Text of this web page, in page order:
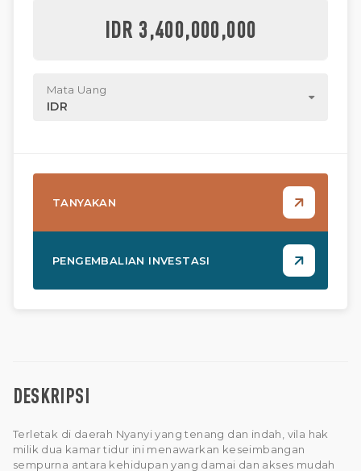
DESKRIPSI
Terletak di daerah Nyanyi yang tenang dan indah, vila hak
milik dua kamar tidur ini menawarkan keseimbangan
sempurna antara kehidupan yang damai dan akses mudah
IDR 3,400,000,000
Mata Uang
IDR
TANYAKAN
PENGEMBALIAN INVESTASI